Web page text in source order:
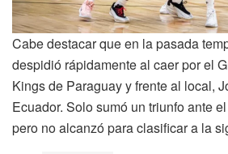
Cabe destacar que en la pasada
despidió rápidamente al caer por el
Kings de Paraguay y frente al local,
Ecuador. Solo sumó un triunfo ante
pero no alcanzó para clasificar a la